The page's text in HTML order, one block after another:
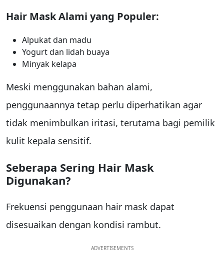
Hair Mask Alami yang Populer:
Alpukat dan madu
Yogurt dan lidah buaya
Minyak kelapa
Meski menggunakan bahan alami,
penggunaannya tetap perlu diperhatikan agar
tidak menimbulkan iritasi, terutama bagi pemilik
kulit kepala sensitif.
Seberapa Sering Hair Mask
Digunakan?
Frekuensi penggunaan hair mask dapat
disesuaikan dengan kondisi rambut.
ADVERTISEMENTS